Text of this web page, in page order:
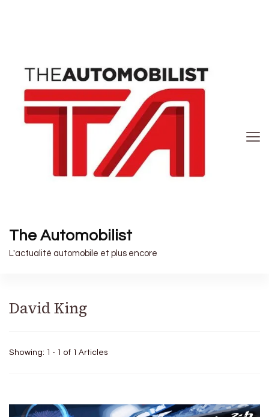
The Automobilist
L'actualité automobile et plus encore
David King
Showing: 1 - 1 of 1 Articles